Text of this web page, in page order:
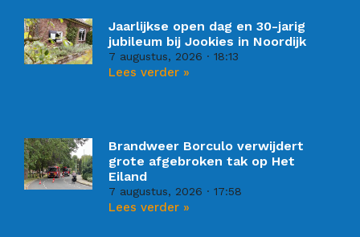
Jaarlijkse open dag en 30-jarig
jubileum bij Jookies in Noordijk
7 augustus, 2026 18:13
Lees verder »
Brandweer Borculo verwijdert
grote afgebroken tak op Het
Eiland
7 augustus, 2026 17:58
Lees verder »